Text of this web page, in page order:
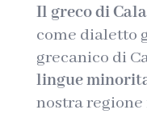
Il greco di
come dialetto
grecanico di
lingue
nostra regione